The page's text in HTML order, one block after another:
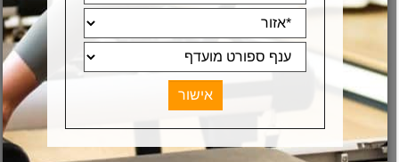
זוג ידיות לשכיבות סמיכה
B-9413
₪49
מתקן מקבילים איכותי -
אקולייזר (זוג) בצבע שחור
E-CF10
₪379
₪355